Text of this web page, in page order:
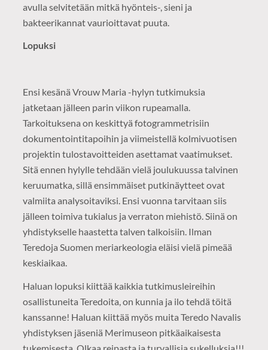
avulla selvitetään mitkä hyönteis-, sieni ja
bakteerikannat vaurioittavat puuta.
Lopuksi
Ensi kesänä Vrouw Maria -hylyn tutkimuksia
jatketaan jälleen parin viikon rupeamalla.
Tarkoituksena on keskittyä fotogrammetrisiin
dokumentointitapoihin ja viimeistellä kolmivuotisen
projektin tulostavoitteiden asettamat vaatimukset.
Sitä ennen hylylle tehdään vielä joulukuussa talvinen
keruumatka, sillä ensimmäiset putkinäytteet ovat
valmiita analysoitaviksi. Ensi vuonna tarvitaan siis
jälleen toimiva tukialus ja verraton miehistö. Siinä on
yhdistykselle haastetta talven talkoisiin. Ilman
Teredoja Suomen meriarkeologia eläisi vielä pimeää
keskiaikaa.
Haluan lopuksi kiittää kaikkia tutkimusleireihin
osallistuneita Teredoita, on kunnia ja ilo tehdä töitä
kanssanne! Haluan kiittää myös muita Teredo Navalis
yhdistyksen jäseniä Merimuseon pitkäaikaisesta